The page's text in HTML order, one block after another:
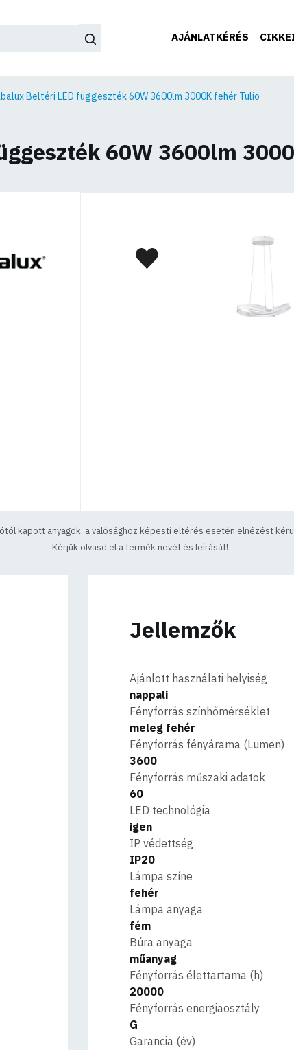
AJÁNLATKÉRÉS
Beltéri LED függeszték 60W 3600lm 3000K fehér Tulio
60W 3600lm
kapott anyagok, a valósághoz képesti eltérés esetén elnézést
Kérjük olvasd el a termék nevét és leírását!
Jellemzők
Ajánlott használati helyiség
nappali
Fényforrás színhőmérséklet
meleg fehér
Fényforrás fényárama (Lumen)
3600
Fényforrás műszaki adatok
60
LED technológia
igen
IP védettség
IP20
Lámpa színe
fehér
Lámpa anyaga
fém
Búra anyaga
műanyag
Fényforrás élettartama (h)
20000
Fényforrás energiaosztály
G
Garancia (év)